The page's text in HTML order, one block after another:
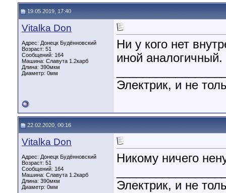
19.05.2019, 17:40
Vitalka Don
Адрес: Донецк Будённовский
Возраст: 51
Сообщений: 164
Машина: Славута 1.2карб
Длина: 390мкм
Диаметр: 0мм
Ни у кого нет
иной
Электрик, и не
22.02.2020, 00:16
Vitalka Don
Адрес: Донецк Будённовский
Возраст: 51
Сообщений: 164
Машина: Славута 1.2карб
Длина: 390мкм
Диаметр: 0мм
Никому ничего
Электрик, и не